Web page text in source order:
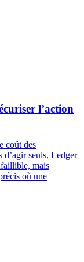
l’action
coût des
d’agir seuls, Ledger
mais
où une